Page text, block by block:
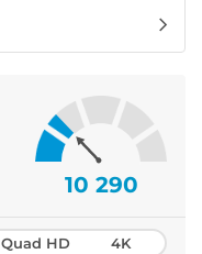
10 290
Quad HD 4K